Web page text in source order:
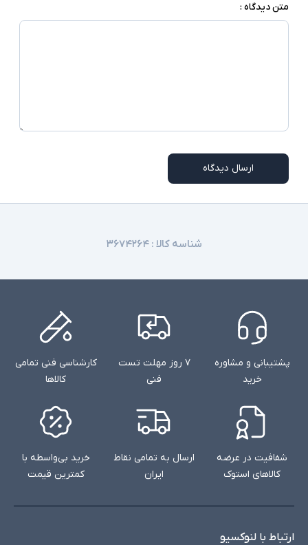
سیستم عامل Windows 10 Pro
کیبورد در همه مدلها وجود ندارند
متن دیدگاه :
ارسال دیدگاه
شناسه کالا :۳۶۷۴۲۶۴
پشتیبانی و مشاوره
خرید
۷ روز مهلت تست
فنی
کارشناسی فنی تمامی
کالاها
شفافیت در عرضه
کالاهای استوک
ارسال به تمامی نقاط
ایران
خرید بی‌واسطه با
کمترین قیمت
ارتباط با لنوکسیو